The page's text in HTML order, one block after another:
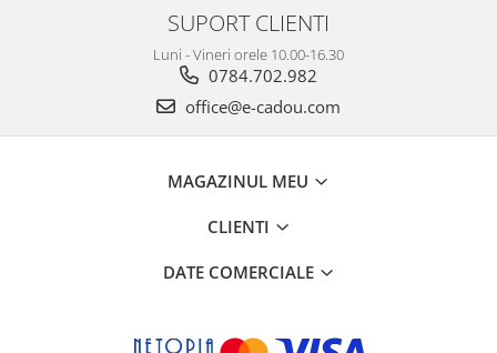
SUPORT CLIENTI
Luni - Vineri orele 10.00-16.30
0784.702.982
office@e-cadou.com
MAGAZINUL MEU
CLIENTI
DATE COMERCIALE